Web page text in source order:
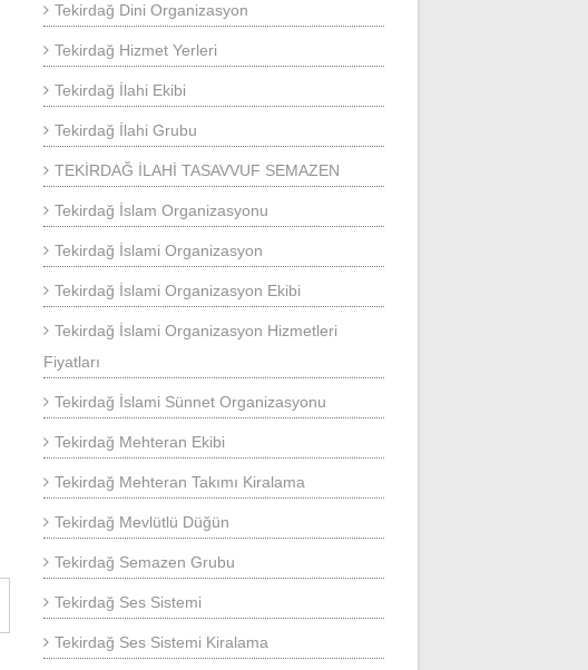
Tekirdağ Dini Organizasyon
Tekirdağ Hizmet Yerleri
Tekirdağ İlahi Ekibi
Tekirdağ İlahi Grubu
TEKİRDAĞ İLAHİ TASAVVUF SEMAZEN
Tekirdağ İslam Organizasyonu
Tekirdağ İslami Organizasyon
Tekirdağ İslami Organizasyon Ekibi
Tekirdağ İslami Organizasyon Hizmetleri
Fiyatları
Tekirdağ İslami Sünnet Organizasyonu
Tekirdağ Mehteran Ekibi
Tekirdağ Mehteran Takımı Kiralama
Tekirdağ Mevlütlü Düğün
Tekirdağ Semazen Grubu
Tekirdağ Ses Sistemi
Tekirdağ Ses Sistemi Kiralama